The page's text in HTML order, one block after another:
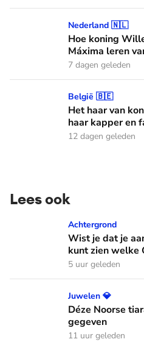
Hoe koning Willem-
Nederland 🇳🇱
Hoe koning
Máxima leren
7 dagen geleden
Het haar van koningin
België 🇧🇪
Het haar van
haar kapper en
12 dagen geleden
Lees ook
Wist je dat je aan de vlag op
Achtergrond
Wist je dat je
kunt zien welke
5 uur geleden
Déze Noorse tiara werd twee
Juwelen 💎
Déze Noorse
gegeven
11 uur geleden